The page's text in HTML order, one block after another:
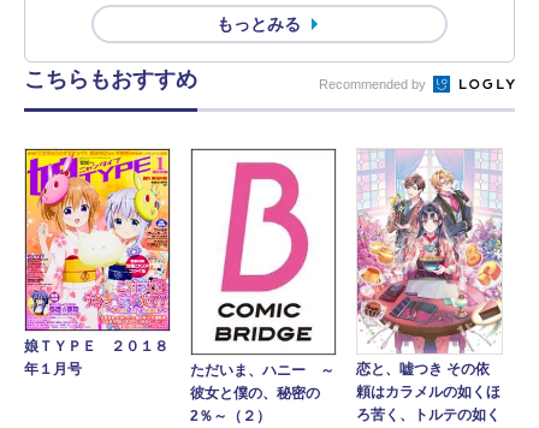
もっとみる
こちらもおすすめ Recommended by
娘ＴＹＰＥ ２０１８
年１月号
ただいま、ハニー ～
彼女と僕の、秘密の
2％～（２）
恋と、嘘つき その依
頼はカラメルの如くほ
ろ苦く、トルテの如く